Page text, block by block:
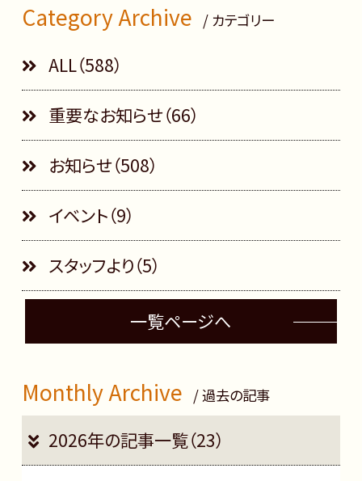
Category Archive / カテゴリー
ALL（588）
重要なお知らせ（66）
お知らせ（508）
イベント（9）
スタッフより（5）
一覧ページへ
Monthly Archive / 過去の記事
2026年の記事一覧（23）